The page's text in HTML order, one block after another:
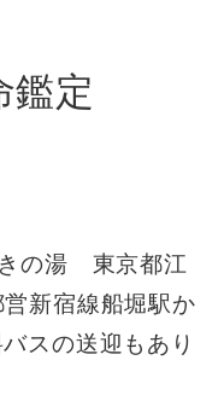
定
の湯 東京都江
新宿線船堀駅か
スの送迎もあり